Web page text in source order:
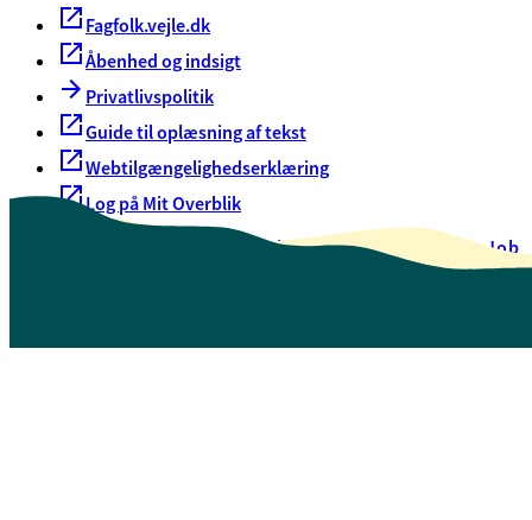
Fagfolk.vejle.dk
Åbenhed og indsigt
Privatlivspolitik
Guide til oplæsning af tekst
Webtilgængelighedserklæring
Log på Mit Overblik
Oversigt over selvbetjeningJob